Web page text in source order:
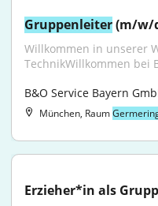
Gruppenleiter (m/w/
Willkommen in unserer
TechnikWillkommen bei
B&O Service Bayern
München, Raum
Erzieher*in als